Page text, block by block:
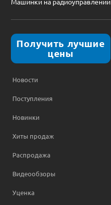
Получить лучшие
цены
Новости
Поступления
Новинки
Хиты продаж
Распродажа
Видеообзоры
Уценка